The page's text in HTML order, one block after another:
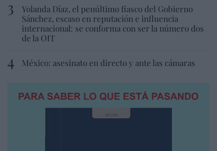
Yolanda Díaz, el penúltimo fiasco del Gobierno
Sánchez, escaso en reputación e influencia
internacional: se conforma con ser la número dos
de la OIT
México: asesinato en directo y ante las cámaras